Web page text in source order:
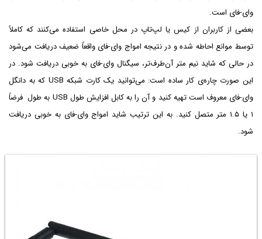
وای-فای است.
بعضی از کاربران از کیس یا لپ‌تاپ در محل خاصی استفاده می‌کنند که کاملاً
توسط موانع احاطه شده و در نتیجه امواج وای-فای واقعاً ضعیف دریافت می‌شود
در حالی که شاید نیم متر آن‌طرف‌تر، سیگنال وای-فای به خوبی دریافت شود. در
این صورت چاره‌ی کار ساده است: می‌توانید یک کارت شبکه USB که به دانگل
وای-فای معروف است تهیه کنید و آن را به کابل افزایش طول USB به طول فرضاً
۱ یا ۱.۵ متر متصل کنید. به این ترتیب شاید امواج وای-فای به خوبی دریافت
شود.